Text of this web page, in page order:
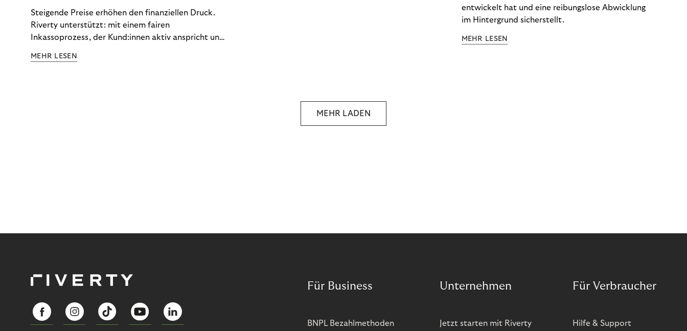
Steigende Preise erhöhen den finanziellen Druck.
Riverty unterstützt: mit einem fairen
Inkassoprozess, der Kund:innen aktiv anspricht und
Finanzbildung ermöglicht. So bleiben Menschen
MEHR LESEN
entwickelt hat und eine reibungslose Abwicklung
im Hintergrund sicherstellt.
MEHR LESEN
MEHR LADEN
Für Business
BNPL Bezahlmethoden
Unternehmen
Jetzt starten mit Riverty
Für Verbraucher
Hilfe & Support